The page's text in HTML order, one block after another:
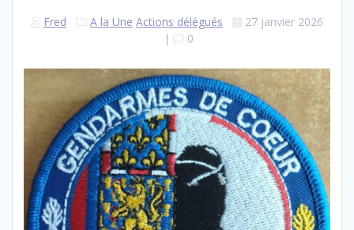
Fred A la Une Actions délégués
27 janvier 2026
|
0